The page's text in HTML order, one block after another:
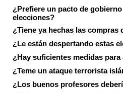
¿Prefiere un pacto de
elecciones?
¿Tiene ya hechas las compras
¿Le están despertando estas
¿Hay suficientes medidas
¿Teme un ataque terrorista
¿Los buenos profesores